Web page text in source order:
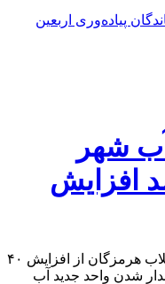
پیاده‌وری اربعین
شهر
۴۰ درصد افزایش
کوش نیوز-مدیرعامل شرکت آب و فاضلاب هرمزگان از افزایش ۴۰
شدن واحد جدید آب